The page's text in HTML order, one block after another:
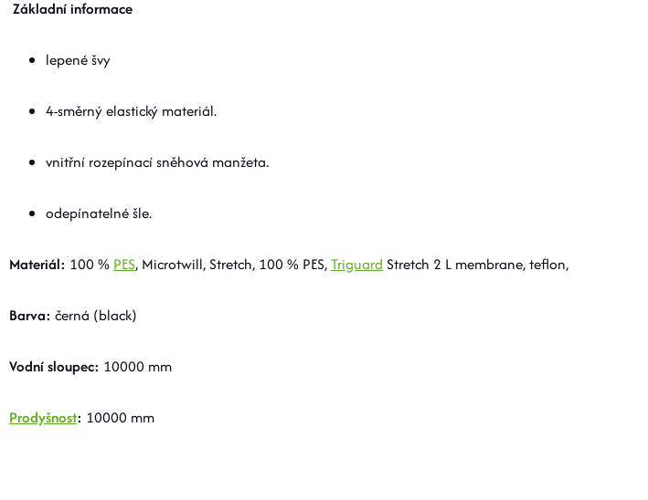
Základní informace
lepené švy
4-směrný elastický materiál.
vnitřní rozepínací sněhová manžeta.
odepínatelné šle.
Materiál: 100 % PES, Microtwill, Stretch, 100 % PES,Triguard Stretch 2 L membrane, teflon,
Barva: černá (black)
Vodní sloupec: 10000 mm
Prodyšnost: 10000 mm